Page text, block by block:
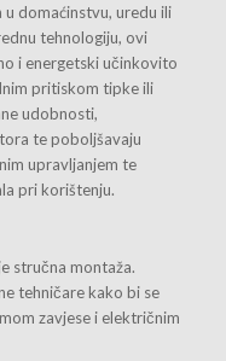
domaćinstvu, uredu ili
tehnologiju, ovi
i energetski učinkovito
pritiskom tipke ili
udobnosti,
te poboljšavaju
upravljanjem te
pri korištenju.
stručna montaža.
tehničare kako bi se
zavjese i električnim